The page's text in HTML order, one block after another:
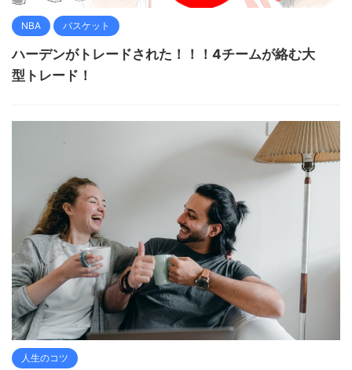
NBA バスケット
ハーデンがトレードされた！！！4チームが絡む大
型トレード！
人生のコツ